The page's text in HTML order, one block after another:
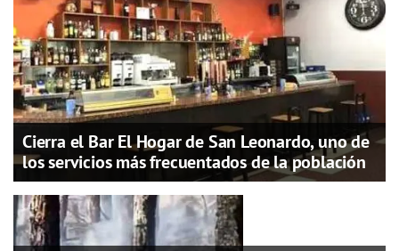
Cierra el Bar El Hogar de San Leonardo, uno de
los servicios más frecuentados de la población